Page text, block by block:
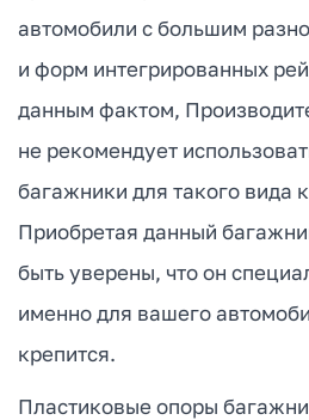
автомобили с большим
и форм интегрированных
данным фактом,
не рекомендует
багажники для такого вида
Приобретая данный
быть уверены, что он
именно для вашего
крепится.
Пластиковые опоры